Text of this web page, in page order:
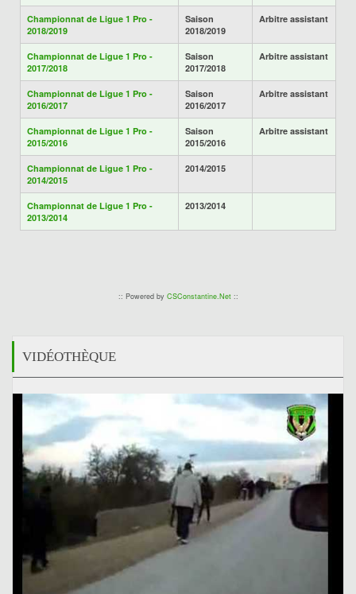
Championnat de Ligue 1 Pro -
2018/2019
Saison
2018/2019
Arbitre assistant
Championnat de Ligue 1 Pro -
2017/2018
Saison
2017/2018
Arbitre assistant
Championnat de Ligue 1 Pro -
2016/2017
Saison
2016/2017
Arbitre assistant
Championnat de Ligue 1 Pro -
2015/2016
Saison
2015/2016
Arbitre assistant
Championnat de Ligue 1 Pro -
2014/2015
2014/2015
Championnat de Ligue 1 Pro -
2013/2014
2013/2014
:: Powered by CSConstantine.Net::
VIDÉOTHÈQUE